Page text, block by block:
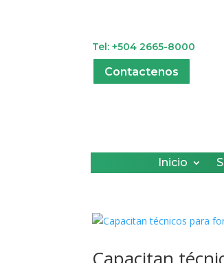
Tel: +504 2665-8000
Contactenos
Inicio